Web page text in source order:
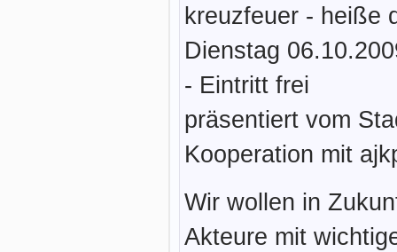
kreuzfeuer - heiße
Dienstag
- Eintritt frei
präsentiert vom
Kooperation mit
Wir wollen in
Akteure mit